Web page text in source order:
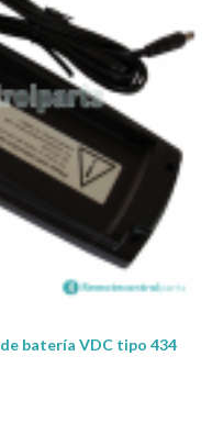
batería VDC tipo 434